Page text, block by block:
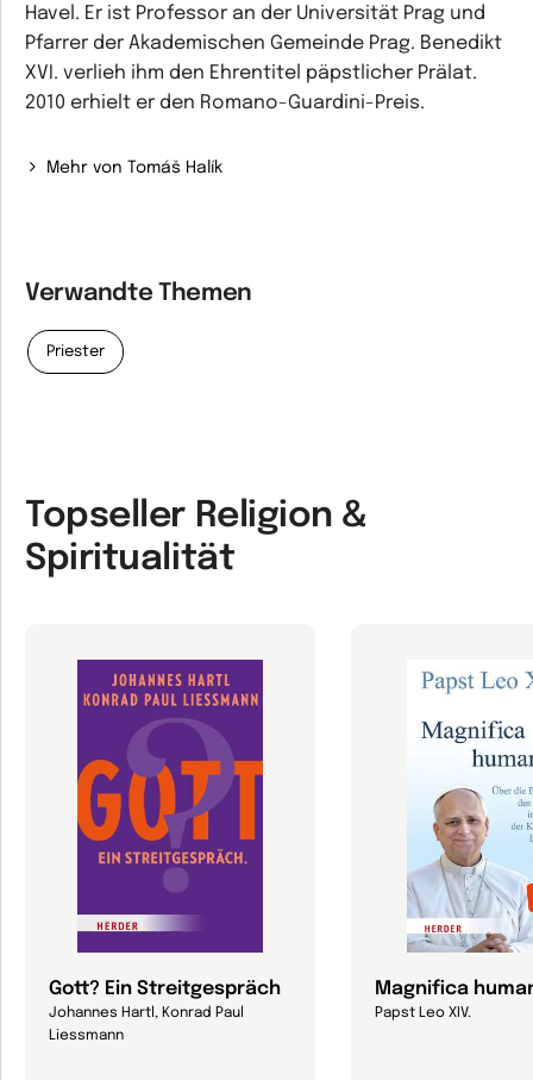
Havel. Er ist Professor an der Universität Prag und
Pfarrer der Akademischen Gemeinde Prag. Benedikt
XVI. verlieh ihm den Ehrentitel päpstlicher Prälat.
2010 erhielt er den Romano-Guardini-Preis.
Mehr von Tomáš Halík
Verwandte Themen
Priester
Topseller Religion &
Spiritualität
Gott? Ein Streitgespräch
Johannes Hartl, Konrad Paul
Liessmann
Magnifica
Papst Leo XIV.